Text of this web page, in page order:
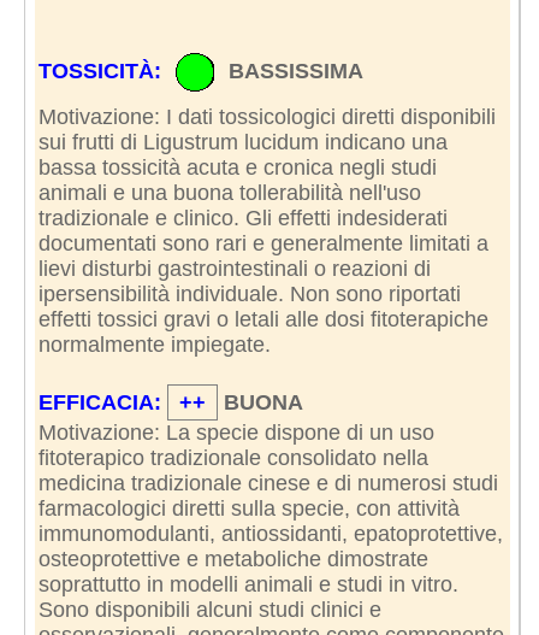
TOSSICITÀ:
BASSISSIMA
Motivazione: I dati tossicologici diretti disponibili
sui frutti di Ligustrum lucidum indicano una
bassa tossicità acuta e cronica negli studi
animali e una buona tollerabilità nell'uso
tradizionale e clinico. Gli effetti indesiderati
documentati sono rari e generalmente limitati a
lievi disturbi gastrointestinali o reazioni di
ipersensibilità individuale. Non sono riportati
effetti tossici gravi o letali alle dosi fitoterapiche
normalmente impiegate.
EFFICACIA: ++
BUONA
Motivazione: La specie dispone di un uso
fitoterapico tradizionale consolidato nella
medicina tradizionale cinese e di numerosi studi
farmacologici diretti sulla specie, con attività
immunomodulanti, antiossidanti, epatoprotettive,
osteoprotettive e metaboliche dimostrate
soprattutto in modelli animali e studi in vitro.
Sono disponibili alcuni studi clinici e